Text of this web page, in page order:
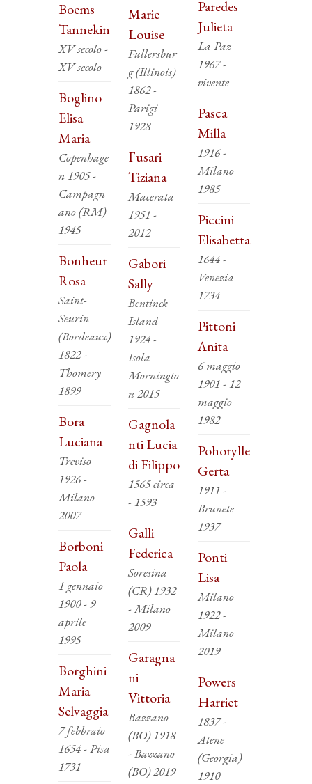
Boems
Tannekin
XV secolo -
XV secolo
Boglino
Elisa
Maria
Copenhage
n 1905 -
Campagn
ano (RM)
1945
Bonheur
Rosa
Saint-
Seurin
(Bordeaux)
1822 -
Thomery
1899
Bora
Luciana
Treviso
1926 -
Milano
2007
Borboni
Paola
1 gennaio
1900 - 9
aprile
1995
Borghini
Maria
Selvaggia
7 febbraio
1654 - Pisa
1731
Marie
Louise
Fullersbur
g (Illinois)
1862 -
Parigi
1928
Fusari
Tiziana
Macerata
1951 -
2012
Gabori
Sally
Bentinck
Island
1924 -
Isola
Morningto
n 2015
Gagnola
nti Lucia
di Filippo
1565 circa
- 1593
Galli
Federica
Soresina
(CR) 1932
- Milano
2009
Garagna
ni
Vittoria
Bazzano
(BO) 1918
- Bazzano
(BO) 2019
Paredes
Julieta
La Paz
1967 -
vivente
Pasca
Milla
1916 -
Milano
1985
Piccini
Elisabetta
1644 -
Venezia
1734
Pittoni
Anita
6 maggio
1901 - 12
maggio
1982
Pohorylle
Gerta
1911 -
Brunete
1937
Ponti
Lisa
Milano
1922 -
Milano
2019
Powers
Harriet
1837 -
Atene
(Georgia)
1910